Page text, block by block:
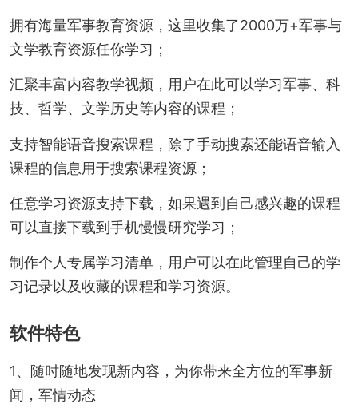
拥有海量军事教育资源，这里收集了2000万+军事与
文学教育资源任你学习；
汇聚丰富内容教学视频，用户在此可以学习军事、科
技、哲学、文学历史等内容的课程；
支持智能语音搜索课程，除了手动搜索还能语音输入
课程的信息用于搜索课程资源；
任意学习资源支持下载，如果遇到自己感兴趣的课程
可以直接下载到手机慢慢研究学习；
制作个人专属学习清单，用户可以在此管理自己的学
习记录以及收藏的课程和学习资源。
软件特色
1、随时随地发现新内容，为你带来全方位的军事新
闻，军情动态